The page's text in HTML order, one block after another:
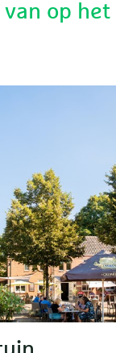
op